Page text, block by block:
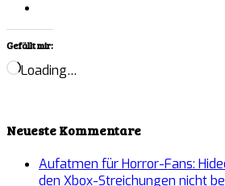
Gefällt mir:
Loading…
Neueste Kommentare
Aufatmen für Horror-Fans:
den Xbox-Streichungen nicht